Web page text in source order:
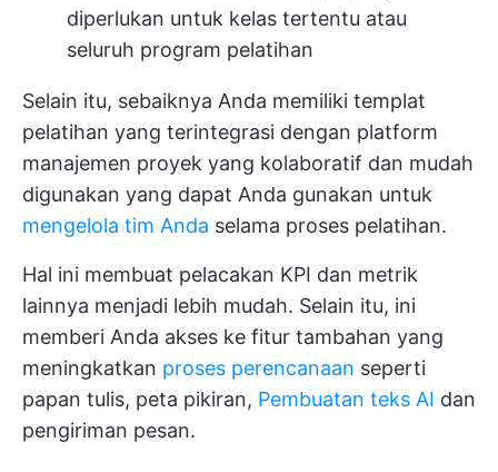
diperlukan untuk kelas tertentu atau
seluruh program pelatihan
Selain itu, sebaiknya Anda memiliki templat
pelatihan yang terintegrasi dengan platform
manajemen proyek yang kolaboratif dan mudah
digunakan yang dapat Anda gunakan untuk
mengelola tim Anda selama proses pelatihan.
Hal ini membuat pelacakan KPI dan metrik
lainnya menjadi lebih mudah. Selain itu, ini
memberi Anda akses ke fitur tambahan yang
meningkatkan proses perencanaan seperti
papan tulis, peta pikiran, Pembuatan teks AI dan
pengiriman pesan.